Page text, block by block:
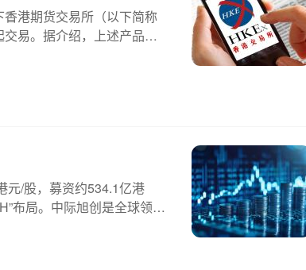
香港期货交易所（以下简称
易。据介绍，上述产品作
元/股，募资约534.1亿港
布局。中际旭创是全球领先